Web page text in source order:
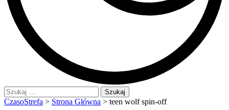
Szukaj:
CzasoStrefa > Strona Główna > teen wolf spin-off